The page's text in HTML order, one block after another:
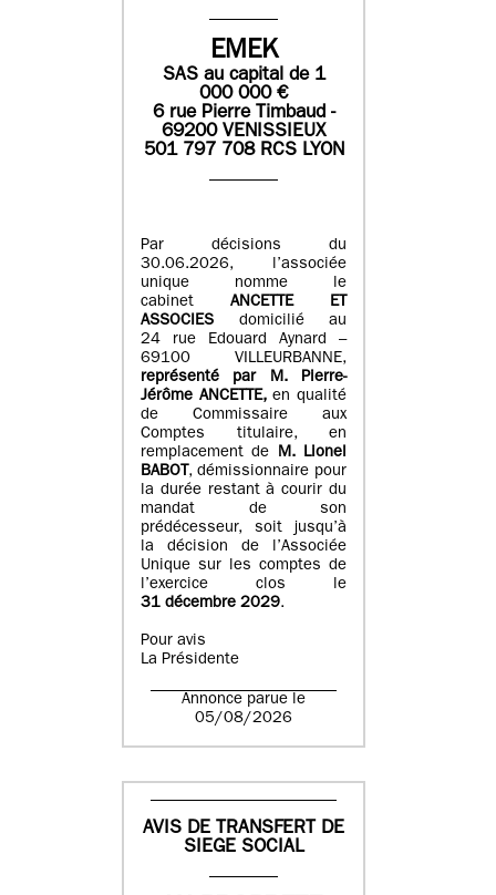
EMEK
SASau capital de 1
000 000€
6 rue Pierre Timbaud -
69200 VENISSIEUX
501 797 708 RCS LYON
Par décisions du
30.06.2026, l’associée
unique nomme le
cabinet ANCETTE ET
ASSOCIES
domicilié au
24 rue Edouard Aynard –
69100 VILLEURBANNE,
représenté par M.Pierre-
Jérôme ANCETTE, en qualité
de Commissaire aux
Comptes titulaire, en
remplacement de M.Lionel
BABOT , démissionnaire pour
la durée restant à courir du
mandat de son
prédécesseur, soit jusqu’à
la décision de l’Associée
Unique sur les comptes de
l’exercice clos le
31 décembre 2029.
Pour avis
La Présidente
Annonce parue le
05/08/2026
AVIS DE TRANSFERT DE
SIEGE SOCIAL